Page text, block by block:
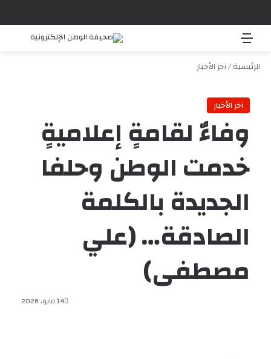
القائمة
الرئيسية/آخر الأخبار
آخر الأخبار
‏وفاءٌ لقامةٍ إعلاميةٍ
خدمت الوطن وحلفا
الجديدة بالكلمة
الصادقة… (علي
مصطفى)
14 مايو، 2026